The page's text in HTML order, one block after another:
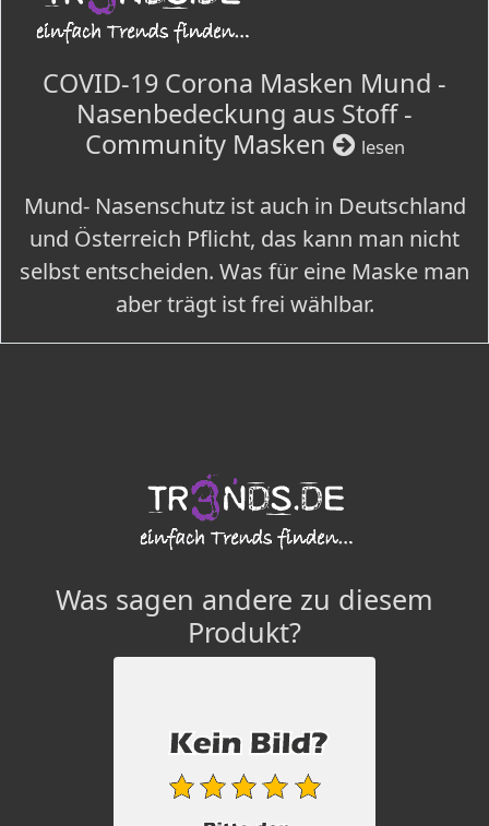
COVID-19 Corona Masken Mund -
Nasenbedeckung aus Stoff -
Community Masken
lesen
Mund- Nasenschutz ist auch in Deutschland
und Österreich Pflicht, das kann man nicht
selbst entscheiden. Was für eine Maske man
aber trägt ist frei wählbar.
Was sagen andere zu diesem
Produkt?